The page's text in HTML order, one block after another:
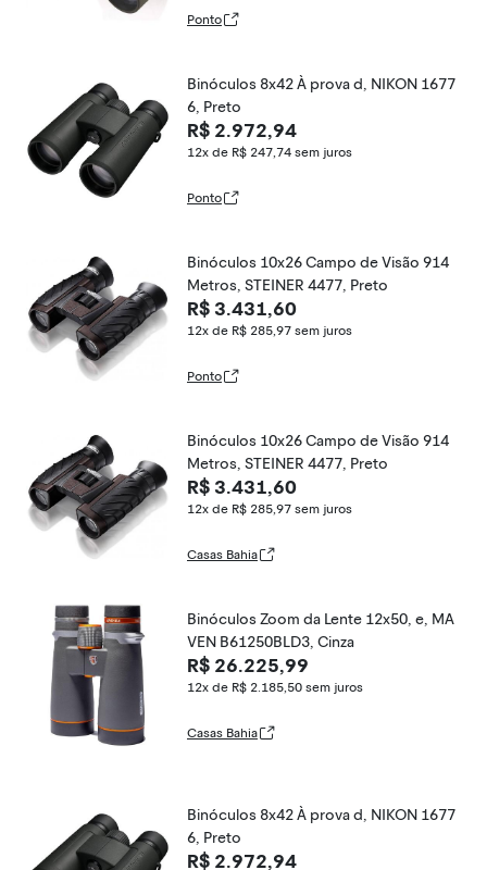
Ponto
Binóculos 8x42 À prova d, NIKON 1677
6, Preto
R$ 2.972,94
12x de R$ 247,74 sem juros
Ponto
Binóculos 10x26 Campo de Visão 914
Metros, STEINER 4477, Preto
R$ 3.431,60
12x de R$ 285,97 sem juros
Ponto
Binóculos 10x26 Campo de Visão 914
Metros, STEINER 4477, Preto
R$ 3.431,60
12x de R$ 285,97 sem juros
Casas Bahia
Binóculos Zoom da Lente 12x50, e, MA
VEN B61250BLD3, Cinza
R$ 26.225,99
12x de R$ 2.185,50 sem juros
Casas Bahia
Binóculos 8x42 À prova d, NIKON 1677
6, Preto
R$ 2.972,94